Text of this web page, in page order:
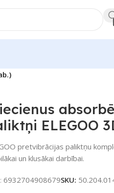
ELEGOO
pretvibrācijas paliktņu
un klusākai darbībai.
6932704908679SKU: